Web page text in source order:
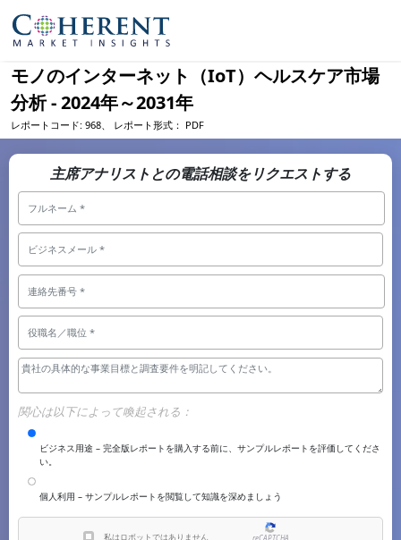
モノのインターネット（IoT）ヘルスケア市場
分析 - 2024年～2031年
レポートコード: 968、 レポート形式： PDF
主席アナリストとの電話相談をリクエストする
関心は以下によって喚起される：
ビジネス用途 – 完全版レポートを購入する前に、サンプルレポートを評価してくださ
い。
個人利用 – サンプルレポートを閲覧して知識を深めましょう
私はロボットではありません reCAPTCHA